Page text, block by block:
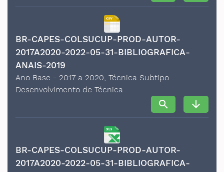
BR-CAPES-COLSUCUP-PROD-AUTOR-
2017A2020-2022-05-31-BIBLIOGRAFICA-
ANAIS-2019
Ano Base - 2017 a 2020, Técnica Subtipo
Desenvolvimento de Técnica
search arrow_downward
BR-CAPES-COLSUCUP-PROD-AUTOR-
2017A2020-2022-05-31-BIBLIOGRAFICA-